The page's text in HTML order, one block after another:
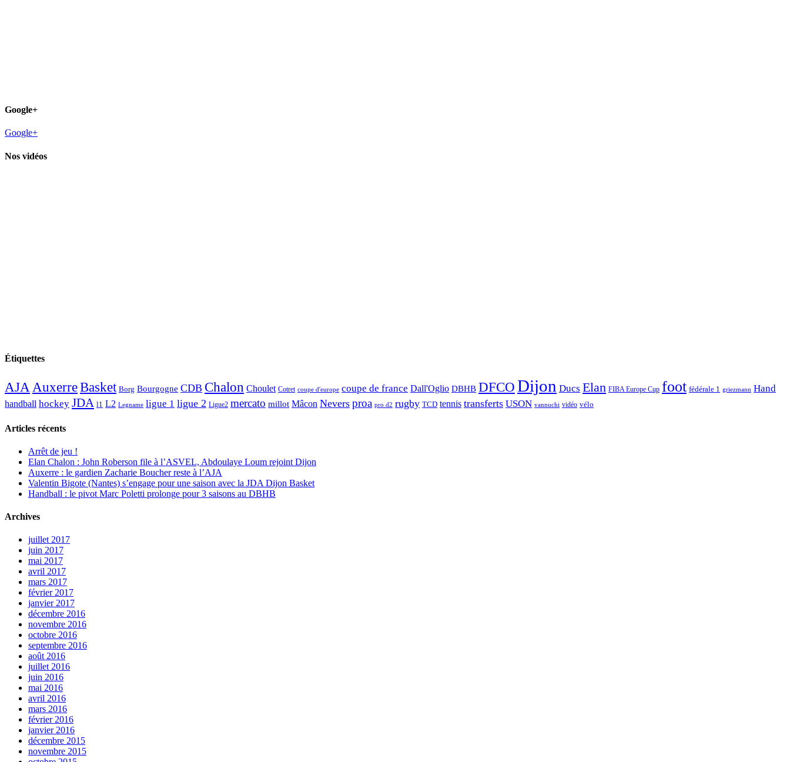
Google+
Google+
Nos vidéos
Étiquettes
AJAAuxerreBasket Borg Bourgogne CDB Chalon Choulet Cotret coupe d'europe coupe de france Dall'Oglio DBHB DFCODijon Ducs Elan FIBA Europe Cup foot fédérale 1 griezmann Hand
handball hockey JDA l1 L2 Legname ligue 1 ligue 2 Ligue2 mercato millot Mâcon Nevers proa pro d2 rugby TCD tennis transferts USON vannuchi vidéo vélo
Articles récents
Arrêt de jeu !
Elan Chalon : John Roberson file à l’ASVEL, Abdoulaye Loum rejoint Dijon
Auxerre : le gardien Zacharie Boucher reste à l’AJA
Valentin Bigote (Nantes) s’engage pour une saison avec la JDA Dijon Basket
Handball : le pivot Marc Poletti prolonge pour 3 saisons au DBHB
Archives
juillet 2017
juin 2017
mai 2017
avril 2017
mars 2017
février 2017
janvier 2017
décembre 2016
novembre 2016
octobre 2016
septembre 2016
août 2016
juillet 2016
juin 2016
mai 2016
avril 2016
mars 2016
février 2016
janvier 2016
décembre 2015
novembre 2015